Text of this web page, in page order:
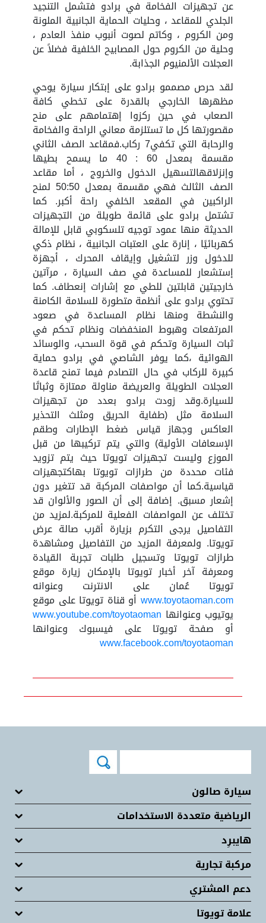
عن تجهيزات الفخامة في برادو فتشمل التنجيد
الجلدي للمقاعد ، وحليات الحماية الجانبية الملونة
ومن الكروم ، وكاتم لصوت أنبوب منفذ العادم ،
وحلية من الكروم حول المصابيح الخلفية فضلاً عن
العجلات الألمنيوم الجذابة.
لقد حرص مصممو برادو على إبتكار سيارة يوحي
مظهرها الخارجي بالقدرة على تخطي كافة
الصعاب في حين ركزوا إهتمامهم على منح
مقصورتها كل ما تستلزمة معاني الراحة والفخامة
والرحابة التي تكفي7 ركاب.فمقاعد الصف الثاني
مقسمة بمعدل 60 : 40 ما يسمح بطيها
وإنزلاقهالتسهيل الدخول والخروج ، أما مقاعد
الصف الثالث فهي مقسمة بمعدل 50:50 لمنح
الراكبين في المقعد الخلفي راحة أكبر. كما
تشتمل برادو على قائمة طويلة من التجهيزات
الحديثة منها عمود توجيه تلسكوبي قابل للإمالة
كهربائيًا ، إنارة على العتبات الجانبية ، نظام ذكي
للدخول وزر لتشغيل وإيقاف المحرك ، أجهزة
إستشعار للمساعدة في صف السيارة ، مرآتين
خارجيتين قابلتين للطي مع إشارات إنعطاف. كما
تحتوي برادو على أنظمة متطورة للسلامة الكامنة
والنشطة ومنها نظام المساعدة في صعود
المرتفعات وهبوط المنخفضات ونظام تحكم في
ثبات السيارة وتحكم في قوة السحب، والوسائد
الهوائية ،كما يوفر الشاصي في برادو حماية
كبيرة للركاب في حال التصادم فيما تمنح قاعدة
العجلات الطويلة والعريضة مناولة ممتازة وثباتًا
للسيارة.وقد زودت برادو بعدد من تجهيزات
السلامة مثل (طفاية الحريق ومثلث التحذير
العاكس وجهاز قياس ضغط الإطارات وطقم
الإسعافات الأولية) والتي يتم تركيبها من قبل
الموزع وليست تجهيزات تويوتا حيث يتم تزويد
فئات محددة من طرازات تويوتا بهاكتجهيزات
قياسية.كما أن مواصفات المركبة قد تتغير دون
إشعار مسبق. إضافة إلى أن الصور والألوان قد
تختلف عن المواصفات الفعلية للمركبة.لمزيد من
التفاصيل يرجى التكرم بزيارة أقرب صالة عرض
تويوتا. ولمعرفة المزيد من التفاصيل ومشاهدة
طرازات تويوتا وتسجيل طلبات تجربة القيادة
ومعرفة آخر أخبار تويوتا بالإمكان زيارة موقع
تويوتا عُمان على الانترنت وعنوانه
www.toyotaoman.com أو قناة تويوتا على موقع
يوتيوب وعنوانها www.youtube.com/toyotaoman
أو صفحة تويوتا على فيسبوك وعنوانها
www.facebook.com/toyotaoman
سيارة صالون
الرياضية متعددة الاستخدامات
هايبرِد
مركبة تجارية
دعم المشتري
علامة تويوتا